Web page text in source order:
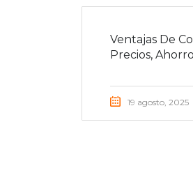
Ventajas De
Precios,
19 agosto, 2025